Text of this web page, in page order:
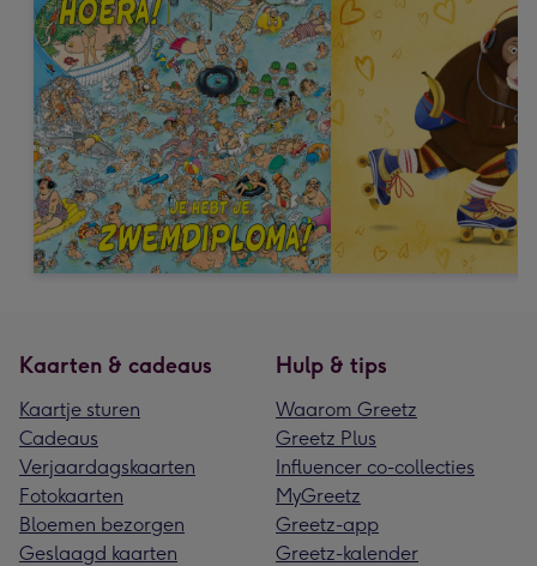
Kaarten & cadeaus
Kaartje sturen
Cadeaus
Verjaardagskaarten
Fotokaarten
Bloemen bezorgen
Geslaagd kaarten
Hulp & tips
Waarom Greetz
Greetz Plus
Influencer co-collecties
MyGreetz
Greetz-app
Greetz-kalender